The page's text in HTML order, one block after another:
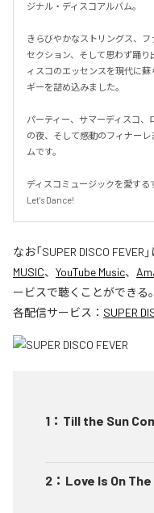
ジナル・ディスコアルバム。
きらびやかなストリングス、
セクション、そして思わず踊
ィスコのエッセンスを現代に
ギーを詰め込みました。
パーティー、サマーディスコ
の夜、そして感動のフィナー
ムです。
ディスコミュージックを愛する
Let's Dance!
なお「SUPER DISCO FEVER
MUSIC、 YouTube Music、
ービスで聴くことができる。
各配信サービス： SUPER
1 ： Till the Sun
2 ： Love Is On